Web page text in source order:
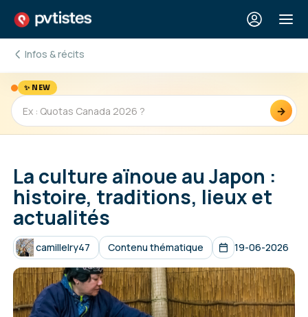
Infos & récits
✨ NEW
→
La culture aïnoue au Japon :
histoire, traditions, lieux et
actualités
camillelry47 Contenu thématique 19-06-2026